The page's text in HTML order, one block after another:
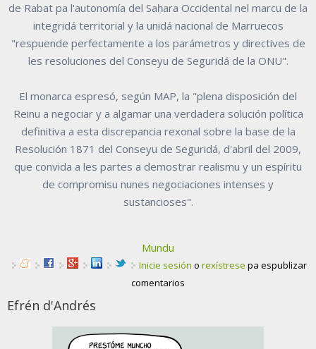
de Rabat pa l'autonomía del Saḥara Occidental nel marcu de la
integridá territorial y la unidá nacional de Marruecos
"respuende perfectamente a los parámetros y directives de
les resoluciones del Conseyu de Seguridá de la ONU".
El monarca espresó, según MAP, la "plena disposición del
Reinu a negociar y a algamar una verdadera solución política
definitiva a esta discrepancia rexonal sobre la base de la
Resolución 1871 del Conseyu de Seguridá, d'abril del 2009,
que convida a les partes a demostrar realismu y un espíritu
de compromisu nunes negociaciones intenses y
sustancioses".
Mundu
Inicie sesión o rexístrese pa espublizar
comentarios
Efrén d'Andrés